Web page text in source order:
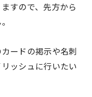
すので、先方から
ードの掲示や名刺
ッシュに行いたい